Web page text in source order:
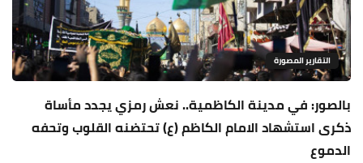
التقارير المصورة
بالصور: في مدينة الكاظمية.. نعش رمزي يجدد مأساة
ذكرى استشهاد الامام الكاظم (ع) تحتضنه القلوب وتحفه
الدموع